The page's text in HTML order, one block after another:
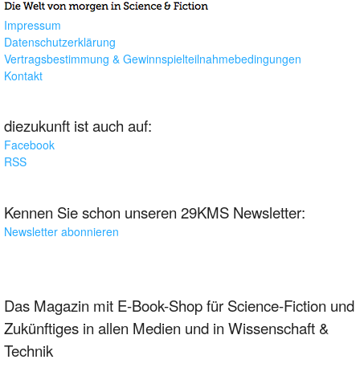
Impressum
Datenschutzerklärung
Vertragsbestimmung & Gewinnspielteilnahmebedingungen
Kontakt
diezukunft ist auch auf:
Facebook
RSS
Kennen Sie schon unseren 29KMS Newsletter:
Newsletter abonnieren
Das Magazin mit E-Book-Shop für Science-Fiction und
Zukünftiges in allen Medien und in Wissenschaft &
Technik